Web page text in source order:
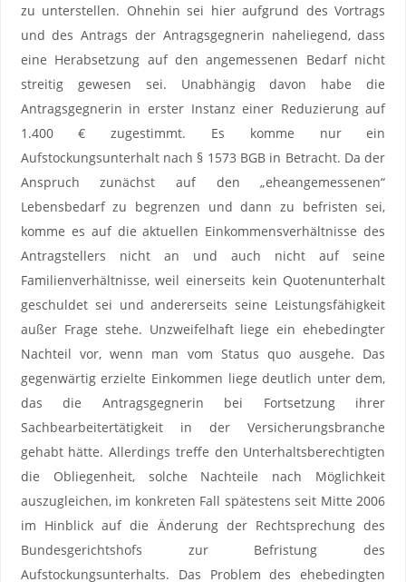
zu unterstellen. Ohnehin sei hier aufgrund des Vortrags
und des Antrags der Antragsgegnerin naheliegend, dass
eine Herabsetzung auf den angemessenen Bedarf nicht
streitig gewesen sei. Unabhängig davon habe die
Antragsgegnerin in erster Instanz einer Reduzierung auf
1.400 € zugestimmt. Es komme nur ein
Aufstockungsunterhalt nach § 1573 BGB in Betracht. Da der
Anspruch zunächst auf den „eheangemessenen“
Lebensbedarf zu begrenzen und dann zu befristen sei,
komme es auf die aktuellen Einkommensverhältnisse des
Antragstellers nicht an und auch nicht auf seine
Familienverhältnisse, weil einerseits kein Quotenunterhalt
geschuldet sei und andererseits seine Leistungsfähigkeit
außer Frage stehe. Unzweifelhaft liege ein ehebedingter
Nachteil vor, wenn man vom Status quo ausgehe. Das
gegenwärtig erzielte Einkommen liege deutlich unter dem,
das die Antragsgegnerin bei Fortsetzung ihrer
Sachbearbeitertätigkeit in der Versicherungsbranche
gehabt hätte. Allerdings treffe den Unterhaltsberechtigten
die Obliegenheit, solche Nachteile nach Möglichkeit
auszugleichen, im konkreten Fall spätestens seit Mitte 2006
im Hinblick auf die Änderung der Rechtsprechung des
Bundesgerichtshofs zur Befristung des
Aufstockungsunterhalts. Das Problem des ehebedingten